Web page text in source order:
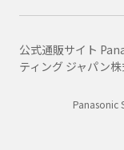
公式通販サイト
ティング ジャパン
Panasonic